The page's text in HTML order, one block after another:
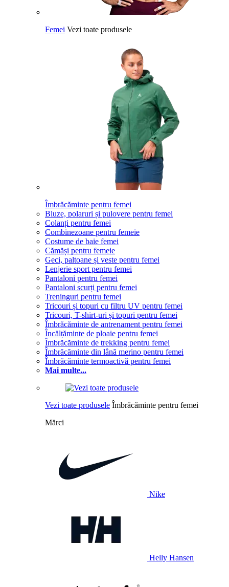
Femei Vezi toate produsele
Îmbrăcăminte pentru femei
Bluze, polaruri și pulovere pentru femei
Colanți pentru femei
Combinezoane pentru femeie
Costume de baie femei
Cămăși pentru femeie
Geci, paltoane și veste pentru femei
Lenjerie sport pentru femei
Pantaloni pentru femei
Pantaloni scurți pentru femei
Treninguri pentru femei
Tricouri și topuri cu filtru UV pentru femei
Tricouri, T-shirt-uri și topuri pentru femei
Îmbrăcăminte de antrenament pentru femei
Încălțăminte de ploaie pentru femei
Îmbrăcăminte de trekking pentru femei
Îmbrăcăminte din lână merino pentru femei
Îmbrăcăminte termoactivă pentru femei
Mai multe...
Vezi toate produsele Îmbrăcăminte pentru femei
Mărci
Nike
Helly Hansen